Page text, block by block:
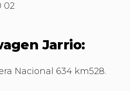
02
Jarrio:
Nacional 634 km528.